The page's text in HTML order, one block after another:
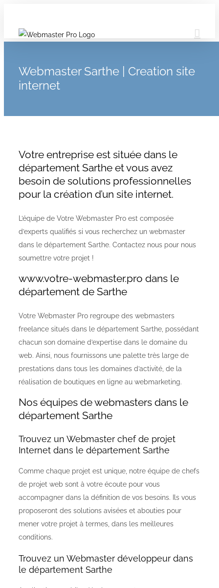
Webmaster Sarthe | Creation site
internet
Votre entreprise est située dans le
département Sarthe et vous avez
besoin de solutions professionnelles
pour la création d’un site internet.
L’équipe de Votre Webmaster Pro est composée
d’experts qualifiés si vous recherchez un webmaster
dans le département Sarthe. Contactez nous pour nous
soumettre votre projet !
www.votre-webmaster.pro dans le
département de Sarthe
Votre Webmaster Pro regroupe des webmasters
freelance situés dans le département Sarthe, possédant
chacun son domaine d’expertise dans le domaine du
web. Ainsi, nous fournissons une palette très large de
prestations dans tous les domaines d’activité, de la
réalisation de boutiques en ligne au webmarketing.
Nos équipes de webmasters dans le
département Sarthe
Trouvez un Webmaster chef de projet
Internet dans le département Sarthe
Comme chaque projet est unique, notre équipe de chefs
de projet web sont à votre écoute pour vous
accompagner dans la définition de vos besoins. Ils vous
proposeront des solutions avisées et abouties pour
mener votre projet à termes, dans les meilleures
conditions.
Trouvez un Webmaster développeur dans
le département Sarthe